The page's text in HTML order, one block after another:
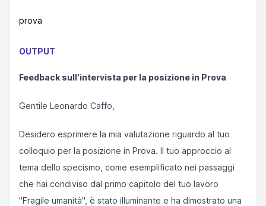
prova
OUTPUT
Feedback sull'intervista per la posizione in Prova
Gentile Leonardo Caffo,
Desidero esprimere la mia valutazione riguardo al tuo
colloquio per la posizione in Prova. Il tuo approccio al
tema dello specismo, come esemplificato nei passaggi
che hai condiviso dal primo capitolo del tuo lavoro
"Fragile umanità", è stato illuminante e ha dimostrato una